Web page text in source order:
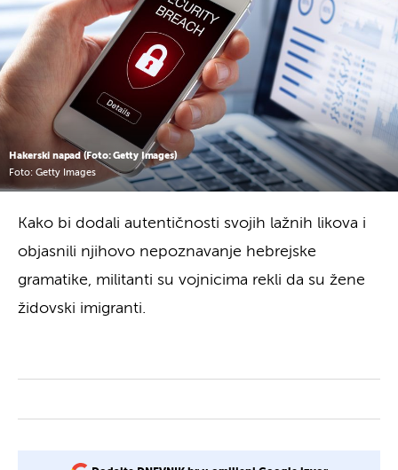
Hakerski napad (Foto: Getty Images)
Foto: Getty Images
Kako bi dodali autentičnosti svojih lažnih likova i
objasnili njihovo nepoznavanje hebrejske
gramatike, militanti su vojnicima rekli da su žene
židovski imigranti.